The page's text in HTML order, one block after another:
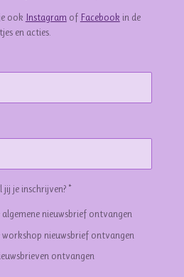
ook Instagram of Facebook in de
en acties.
je inschrijven? *
nieuwsbrief ontvangen
workshop nieuwsbrief ontvangen
ontvangen